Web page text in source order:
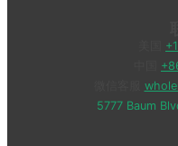
5777 Baum